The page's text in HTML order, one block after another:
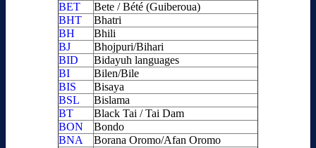
BET
Bete / Bété (Guiberoua)
BHT
Bhatri
BH
Bhili
BJ
Bhojpuri/Bihari
BID
Bidayuh languages
BI
Bilen/Bile
BIS
Bisaya
BSL
Bislama
BT
Black Tai / Tai Dam
BON
Bondo
BNA
Borana Oromo/Afan Oromo